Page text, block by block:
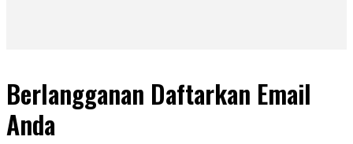
Berlangganan Daftarkan Email
Anda